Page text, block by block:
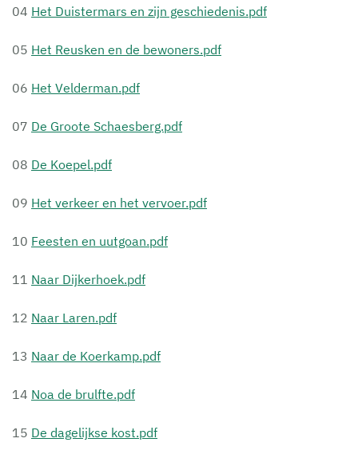
04 Het Duistermars en zijn geschiedenis.pdf
05 Het Reusken en de bewoners.pdf
06 Het Velderman.pdf
07 De Groote Schaesberg.pdf
08 De Koepel.pdf
09 Het verkeer en het vervoer.pdf
10 Feesten en uutgoan.pdf
11 Naar Dijkerhoek.pdf
12 Naar Laren.pdf
13 Naar de Koerkamp.pdf
14 Noa de brulfte.pdf
15 De dagelijkse kost.pdf